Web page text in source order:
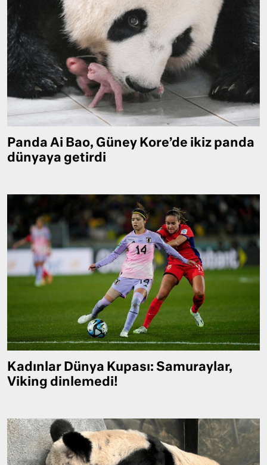
Panda Ai Bao, Güney Kore’de ikiz panda
dünyaya getirdi
Kadınlar Dünya Kupası: Samuraylar,
Viking dinlemedi!